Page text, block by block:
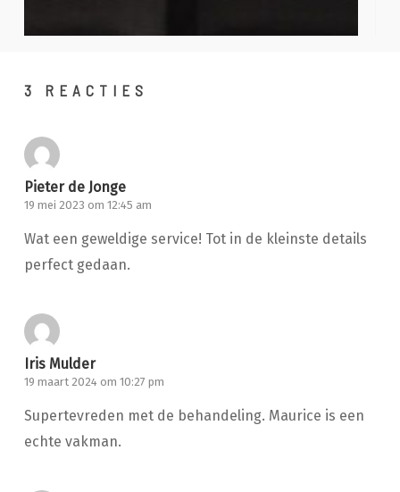
3 REACTIES
Pieter de Jonge
19 mei 2023 om 12:45 am
Wat een geweldige service! Tot in de kleinste details
perfect gedaan.
Iris Mulder
19 maart 2024 om 10:27 pm
Supertevreden met de behandeling. Maurice is een
echte vakman.